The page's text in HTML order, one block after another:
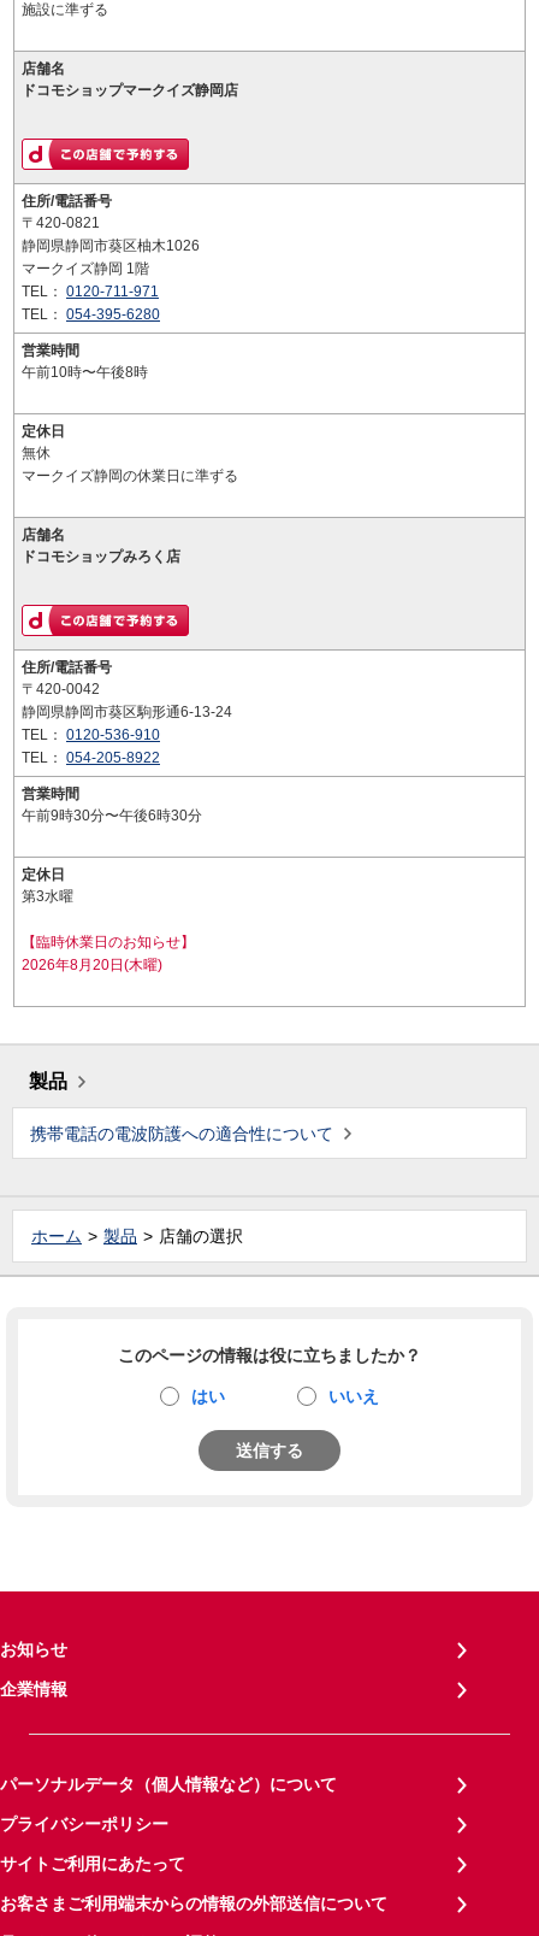
施設に準ずる
店舗名
ドコモショップマークイズ静岡店
住所/電話番号
〒420-0821
静岡県静岡市葵区柚木1026
マークイズ静岡 1階
TEL： 0120-711-971
TEL： 054-395-6280
営業時間
午前10時〜午後8時
定休日
無休
マークイズ静岡の休業日に準ずる
店舗名
ドコモショップみろく店
住所/電話番号
〒420-0042
静岡県静岡市葵区駒形通6-13-24
TEL： 0120-536-910
TEL： 054-205-8922
営業時間
午前9時30分〜午後6時30分
定休日
第3水曜
【臨時休業日のお知らせ】
2026年8月20日(木曜)
製品
携帯電話の電波防護への適合性について
ホーム 製品 店舗の選択
このページの情報は役に立ちましたか？
はい いいえ
送信する
お知らせ
企業情報
パーソナルデータ（個人情報など）について
プライバシーポリシー
サイトご利用にあたって
お客さまご利用端末からの情報の外部送信について